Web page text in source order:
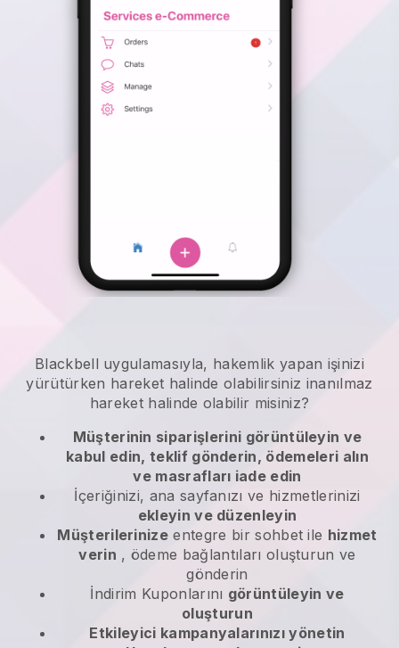
Blackbell uygulamasıyla, hakemlik yapan işinizi
yürütürken hareket halinde olabilirsiniz inanılmaz
hareket halinde olabilir misiniz?
Müşterinin siparişlerini görüntüleyin ve
kabul edin, teklif gönderin, ödemeleri alın
ve masrafları iade edin
İçeriğinizi, ana sayfanızı ve hizmetlerinizi
ekleyin ve düzenleyin
Müşterilerinize entegre bir sohbet ile hizmet
verin , ödeme bağlantıları oluşturun ve
gönderin
İndirim Kuponlarını görüntüleyin ve
oluşturun
Etkileyici kampanyalarınızı yönetin